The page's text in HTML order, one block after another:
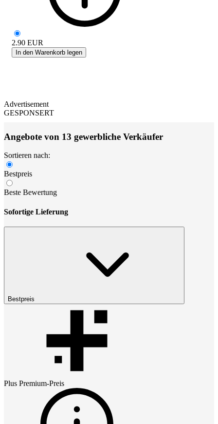
2.90 EUR
In den Warenkorb legen
Advertisement
GESPONSERT
Angebote von 13 gewerbliche Verkäufer
Sortieren nach:
Bestpreis
Beste Bewertung
Sofortige Lieferung
Bestpreis
Plus Premium-Preis